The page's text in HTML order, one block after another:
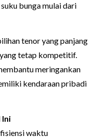
bunga mulai dari
tenor yang panjang
tetap kompetitif.
meringankan
kendaraan pribadi
Ini
waktu